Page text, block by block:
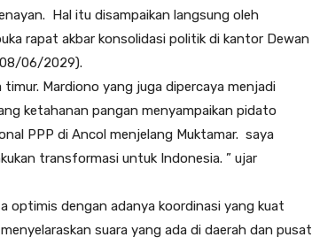
Hal itu disampaikan langsung oleh
rapat akbar konsolidasi politik di kantor Dewan
06/2029).
Mardiono yang juga dipercaya menjadi
ketahanan pangan menyampaikan pidato
PPP di Ancol menjelang Muktamar. saya
transformasi untuk Indonesia. ” ujar
optimis dengan adanya koordinasi yang kuat
suara yang ada di daerah dan pusat